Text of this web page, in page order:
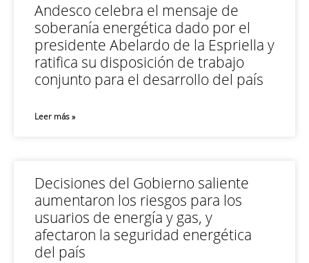
Andesco celebra el mensaje de
soberanía energética dado por el
presidente Abelardo de la Espriella y
ratifica su disposición de trabajo
conjunto para el desarrollo del país
Leer más »
Decisiones del Gobierno saliente
aumentaron los riesgos para los
usuarios de energía y gas, y
afectaron la seguridad energética
del país